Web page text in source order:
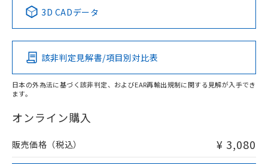
Pb Hg Cd Cr(VI)
O
在庫等で未対応品が混在する可能性があります。
問い合わせください。
この製品の規格認証/適合状況ページへ
その他の認証はこちらのページからご検索ください
3D CADデータ
該非判定見解書/項目別対比表
日本の外為法に基づく該非判定、およびEAR再輸出規制に関する見解が入手でき
ます。
オンライン購入
販売価格（税込） ¥ 3,080